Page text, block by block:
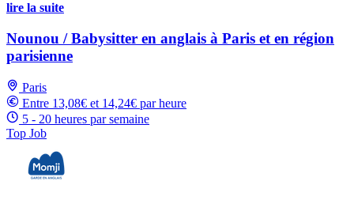
lire la suite
Nounou / Babysitter en anglais à Paris et en région
parisienne
Paris
Entre 13,08€ et 14,24€ par heure
5 - 20 heures par semaine
Top Job